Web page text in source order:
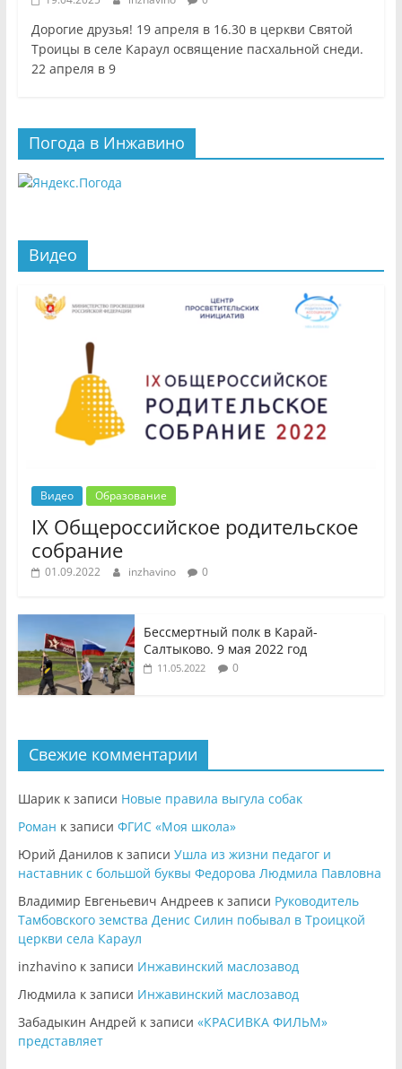
Дорогие друзья! 19 апреля в 16.30 в церкви Святой
Троицы в селе Караул освящение пасхальной снеди.
22 апреля в 9
Погода в Инжавино
Видео
Видео Образование
IX Общероссийское родительское
собрание
01.09.2022 inzhavino 0
Бессмертный полк в Карай-
Салтыково. 9 мая 2022 год
11.05.2022 0
Свежие комментарии
Шарикк записи Новые правила выгула собак
Роман к записи ФГИС «Моя школа»
Юрий Даниловк записи Ушла из жизни педагог и
наставник с большой буквы Федорова Людмила Павловна
Владимир Евгеньевич Андреевк записи Руководитель
Тамбовского земства Денис Силин побывал в Троицкой
церкви села Караул
inzhavinoк записи Инжавинский маслозавод
Людмила к записи Инжавинский маслозавод
Забадыкин Андрей к записи «КРАСИВКА ФИЛЬМ»
представляет